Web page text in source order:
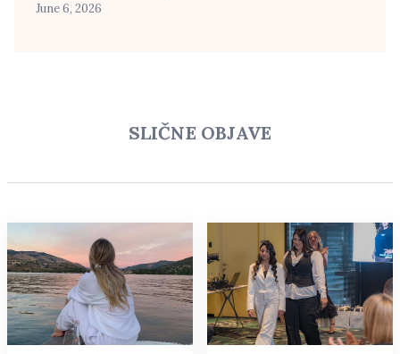
June 6, 2026
SLIČNE OBJAVE